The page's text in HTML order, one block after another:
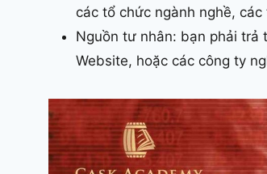
các tổ chức ngành nghề,
Nguồn tư nhân: bạn phải trả
Website, hoặc các công ty